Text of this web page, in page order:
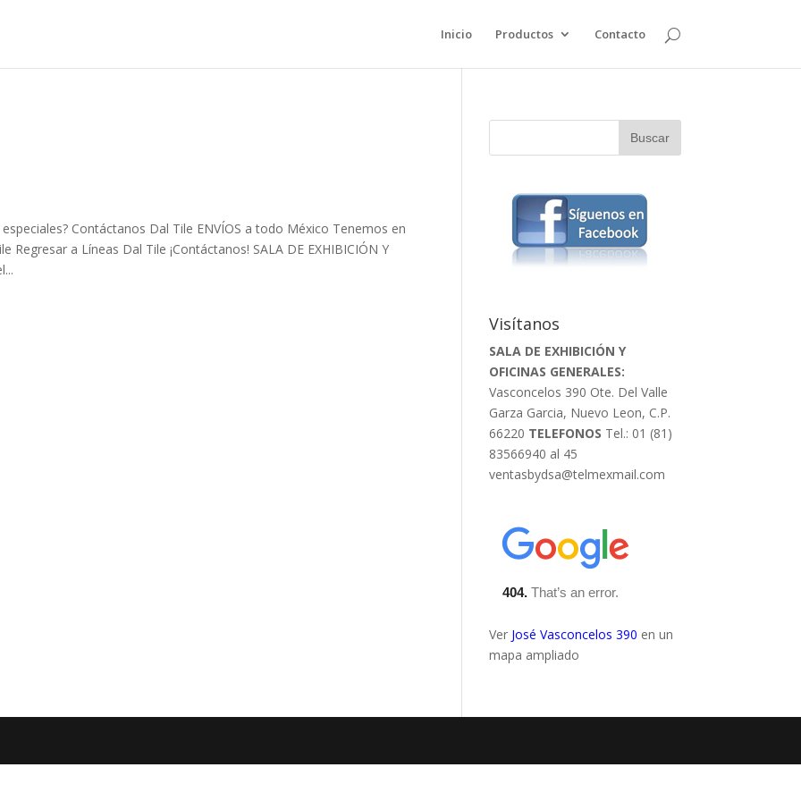
Inicio Productos Contacto
Contáctanos Dal Tile ENVÍOS a todo México Tenemos en
Regresar a Líneas Dal Tile ¡Contáctanos! SALA DE EXHIBICIÓN Y
Visítanos
SALA DE EXHIBICIÓN Y
OFICINAS GENERALES:
Vasconcelos 390 Ote. Del Valle
Garza Garcia, Nuevo Leon, C.P.
66220 TELEFONOS Tel.: 01 (81)
83566940 al 45
ventasbydsa@telmexmail.com
Ver José Vasconcelos 390 en un
mapa ampliado